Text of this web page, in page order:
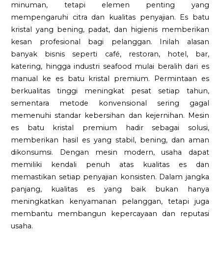
minuman, tetapi elemen penting yang
mempengaruhi citra dan kualitas penyajian. Es batu
kristal yang bening, padat, dan higienis memberikan
kesan profesional bagi pelanggan. Inilah alasan
banyak bisnis seperti café, restoran, hotel, bar,
katering, hingga industri seafood mulai beralih dari es
manual ke es batu kristal premium. Permintaan es
berkualitas tinggi meningkat pesat setiap tahun,
sementara metode konvensional sering gagal
memenuhi standar kebersihan dan kejernihan. Mesin
es batu kristal premium hadir sebagai solusi,
memberikan hasil es yang stabil, bening, dan aman
dikonsumsi. Dengan mesin modern, usaha dapat
memiliki kendali penuh atas kualitas es dan
memastikan setiap penyajian konsisten. Dalam jangka
panjang, kualitas es yang baik bukan hanya
meningkatkan kenyamanan pelanggan, tetapi juga
membantu membangun kepercayaan dan reputasi
usaha.